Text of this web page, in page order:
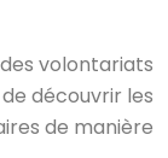
volontariats
découvrir les
de manière